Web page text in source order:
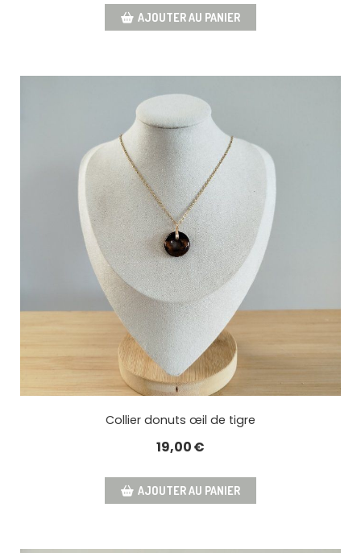
AJOUTER AU PANIER
Collier donuts œil de tigre
19,00€
AJOUTER AU PANIER